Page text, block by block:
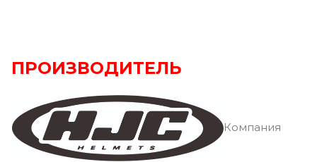
ПРОИЗВОДИТЕЛЬ
Компания